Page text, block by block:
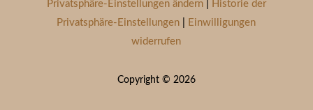
Privatsphäre-Einstellungen ändern|
Historie der
Privatsphäre-Einstellungen
Einwilligungen
widerrufen
Copyright © 2026